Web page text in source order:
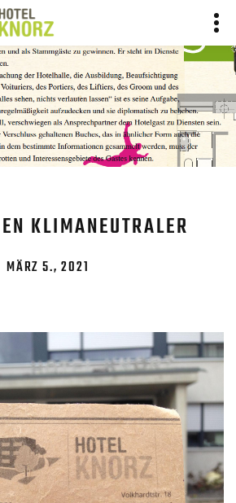
BEITRAG
BLOG BLOG BEITRAG
KLIMANEUTRALER
MÄRZ 5., 2021